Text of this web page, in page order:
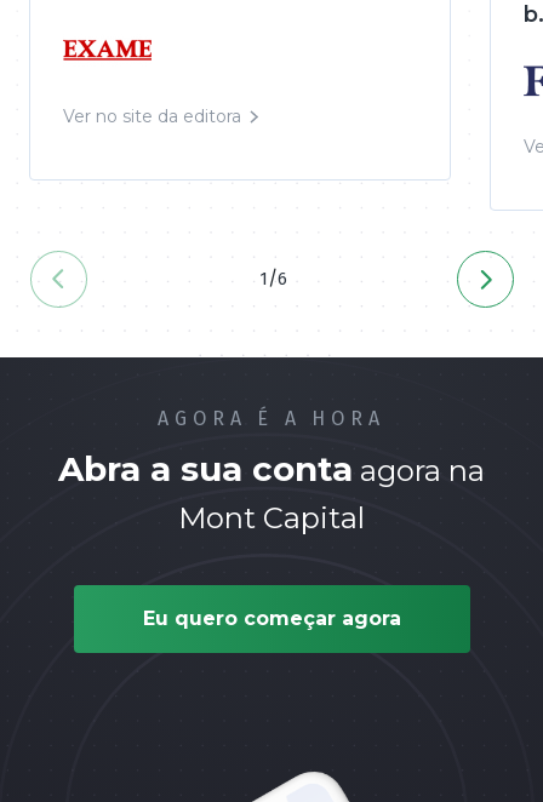
Ver no site da editora
1/6
AGORA É A HORA
Abra a sua conta agora na
Mont Capital
Eu quero começar agora